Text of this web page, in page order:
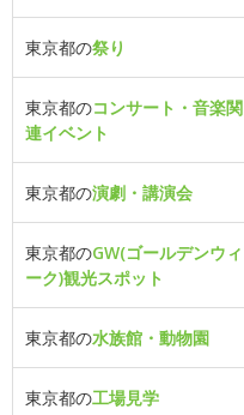
東京都の祭り
東京都のコンサート・音楽関
連イベント
東京都の演劇・講演会
東京都のGW(ゴールデンウィ
ーク)観光スポット
東京都の水族館・動物園
東京都の工場見学